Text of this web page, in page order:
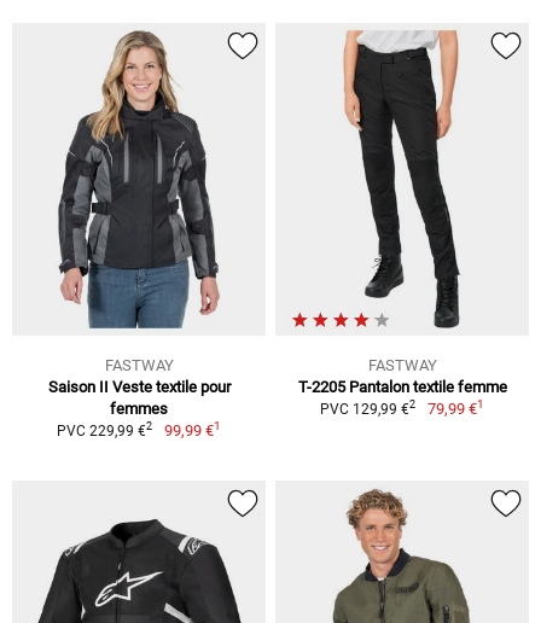
FASTWAY
Saison II Veste textile pour
femmes
PVC 229,99 €2 99,99 €1
FASTWAY
T-2205 Pantalon textile femme
PVC 129,99 €2 79,99 €1